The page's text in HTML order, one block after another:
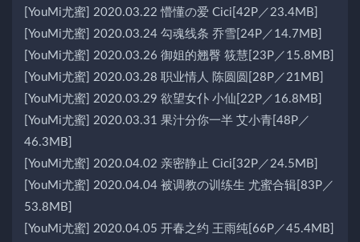
[YouMi尤蜜] 2020.03.22 懵懂の爱 Cici[42P／23.4MB]
[YouMi尤蜜] 2020.03.24 勾魂线条 乔雪[24P／14.7MB]
[YouMi尤蜜] 2020.03.26 御姐的翘臀 筱慧[23P／15.8MB]
[YouMi尤蜜] 2020.03.28 职业情人 陈圆圆[28P／21MB]
[YouMi尤蜜] 2020.03.29 欲望女仆 小仙[22P／16.8MB]
[YouMi尤蜜] 2020.03.31 果汁分你一半 艾小青[48P／
46.3MB]
[YouMi尤蜜] 2020.04.02 亲密静止 Cici[32P／24.5MB]
[YouMi尤蜜] 2020.04.04 被调教の训练生 尤蜜合辑[83P／
53.8MB]
[YouMi尤蜜] 2020.04.05 开春之约 王雨纯[66P／45.4MB]